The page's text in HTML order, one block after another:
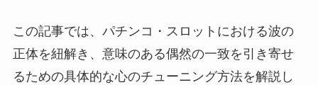
この記事では、パチンコ・スロットにおける波の
正体を紐解き、意味のある偶然の一致を引き寄せ
るための具体的な心のチューニング方法を解説し